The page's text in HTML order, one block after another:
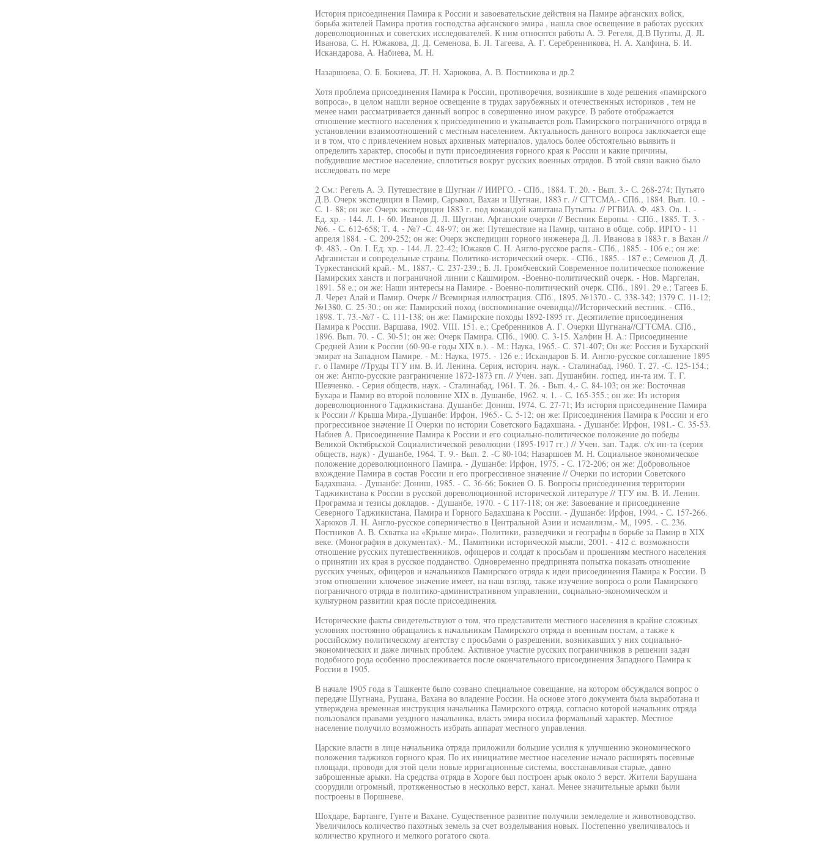
История присоединения Памира к России и завоевательские действия на Памире афганских войск,
борьба жителей Памира против господства афганского эмира , нашла свое освещение в работах русских
дореволюционных и советских исследователей. К ним относятся работы А. Э. Регеля, Д.В Путяты, Д. JL
Иванова, С. Н. Южакова, Д. Д. Семенова, Б. JI. Тагеева, А. Г. Серебренникова, Н. А. Халфина, Б. И.
Искандарова, А. Набиева, М. Н.
Назаршоева, О. Б. Бокиева, JT. Н. Харюкова, А. В. Постникова и др.2
Хотя проблема присоединения Памира к России, противоречия, возникшие в ходе решения «памирского
вопроса», в целом нашли верное освещение в трудах зарубежных и отечественных историков , тем не
менее нами рассматривается данный вопрос в совершенно ином ракурсе. В работе отображается
отношение местного населения к присоединению и указывается роль Памирского пограничного отряда в
установлении взаимоотношений с местным населением. Актуальность данного вопроса заключается еще
и в том, что с привлечением новых архивных материалов, удалось более обстоятельно выявить и
определить характер, способы и пути присоединения горного края к России и какие причины,
побудившие местное население, сплотиться вокруг русских военных отрядов. В этой связи важно было
исследовать по мере
2 См.: Регель А. Э. Путешествие в Шугнан // ИИРГО. - СПб., 1884. Т. 20. - Вып. 3.- С. 268-274; Путьято
Д.В. Очерк экспедиции в Памир, Сарыкол, Вахан и Шугнан, 1883 г. // СГТСМА.- СПб., 1884. Вып. 10. -
С. 1- 88; он же: Очерк экспедиции 1883 г. под командой капитана Путьяты. // РГВИА. Ф. 483. On. 1. -
Ед. хр. - 144. Л. 1- 60. Иванов Д. Л. Шугнан. Афганские очерки // Вестник Европы. - СПб., 1885. Т. 3. -
№6. - С. 612-658; Т. 4. - №7 -С. 48-97; он же: Путешествие на Памир, читано в обще. собр. ИРГО - 11
апреля 1884. - С. 209-252; он же: Очерк экспедиции горного инженера Д. Л. Иванова в 1883 г. в Вахан //
Ф. 483. - On. I. Ед. хр. - 144. Л. 22-42; Южаков С. Н. Англо-русское распя.- СПб., 1885. - 106 е.; он же:
Афганистан и сопредельные страны. Политико-исторический очерк. - СПб., 1885. - 187 е.; Семенов Д. Д.
Туркестанский край.- М., 1887,- С. 237-239.; Б. Л. Громбчевский Современное политическое положение
Памирских ханств и пограничной линии с Кашмиром. -Военно-политический очерк. - Нов. Маргелан,
1891. 58 е.; он же: Наши интересы на Памире. - Военно-политический очерк. СПб., 1891. 29 е.; Тагеев Б.
Л. Через Алай и Памир. Очерк // Всемирная иллюстрация. СПб., 1895. №1370.- С. 338-342; 1379 С. 11-12;
№1380. С. 25-30.; он же: Памирский поход (воспоминание очевидца)//Исторический вестник. - СПб.,
1898. Т. 73.-№7 - С. 111-138; он же: Памирские походы 1892-1895 гг. Десятилетие присоединения
Памира к России. Варшава, 1902. VIII. 151. е.; Сребренников А. Г. Очерки Шугнана//СГТСМА. СПб.,
1896. Вып. 70. - С. 30-51; он же: Очерк Памира. СПб., 1900. С. 3-15. Халфин Н. А.: Присоединение
Средней Азии к России (60-90-е годы XIX в.). - М.: Наука, 1965.- С. 371-407; Он же: Россия и Бухарский
эмират на Западном Памире. - М.: Наука, 1975. - 126 е.; Искандаров Б. И. Англо-русское соглашение 1895
г. о Памире //Труды ТГУ им. В. И. Ленина. Серия, историч. наук. - Сталинабад, 1960. Т. 27. -С. 125-154.;
он же: Англо-русские разграничение 1872-1873 гп. // Учен. зап. Душанбин. госпед. ин-та им. Т. Г.
Шевченко. - Серия обществ, наук. - Сталинабад, 1961. Т. 26. - Вып. 4,- С. 84-103; он же: Восточная
Бухара и Памир во второй половине XIX в. Душанбе, 1962. ч. 1. - С. 165-355.; он же: Из история
дореволюционного Таджикистана. Душанбе: Дониш, 1974. С. 27-71; Из история присоединение Памира
к России // Крыша Мира,-Душанбе: Ирфон, 1965.- С. 5-12; он же: Присоединения Памира к России и его
прогрессивное значение II Очерки по истории Советского Бадахшана. - Душанбе: Ирфон, 1981.- С. 35-53.
Набиев А. Присоединение Памира к России и его социально-политическое положение до победы
Великой Октябрьской Социалистической революции (1895-1917 гг.) // Учен. зап. Тадж. с/х ин-та (серия
обществ, наук) - Душанбе, 1964. Т. 9.- Вып. 2. -С 80-104; Назаршоев М. Н. Социальное экономическое
положение дореволюционного Памира. - Душанбе: Ирфон, 1975. - С. 172-206; он же: Добровольное
вхождение Памира в состав России и его прогрессивное значение // Очерки по истории Советского
Бадахшана. - Душанбе: Дониш, 1985. - С. 36-66; Бокиев О. Б. Вопросы присоединения территории
Таджикистана к России в русской дореволюционной исторической литературе // ТГУ им. В. И. Ленин.
Программа и тезисы докладов. - Душанбе, 1970. - С 117-118; он же: Завоевание и присоединение
Северного Таджикистана, Памира и Горного Бадахшана к России. - Душанбе: Ирфон, 1994. - С. 157-266.
Харюков Л. Н. Англо-русское соперничество в Центральной Азии и исмаилизм,- М„ 1995. - С. 236.
Постников А. В. Схватка на «Крыше мира». Политики, разведчики и географы в борьбе за Памир в XIX
веке. (Монография в документах).- М., Памятники исторической мысли, 2001. - 412 с. возможности
отношение русских путешественников, офицеров и солдат к просьбам и прошениям местного населения
о принятии их края в русское подданство. Одновременно предпринята попытка показать отношение
русских ученых, офицеров и начальников Памирского отряда к идеи присоединения Памира к России. В
этом отношении ключевое значение имеет, на наш взгляд, также изучение вопроса о роли Памирского
пограничного отряда в политико-административном управлении, социально-экономическом и
культурном развитии края после присоединения.
Исторические факты свидетельствуют о том, что представители местного населения в крайне сложных
условиях постоянно обращались к начальникам Памирского отряда и военным постам, а также к
российскому политическому агентству с просьбами о разрешении, возникавших у них социально-
экономических и даже личных проблем. Активное участие русских пограничников в решении задач
подобного рода особенно прослеживается после окончательного присоединения Западного Памира к
России в 1905.
В начале 1905 года в Ташкенте было созвано специальное совещание, на котором обсуждался вопрос о
передаче Шугнана, Рушана, Вахана во владение России. На основе этого документа была выработана и
утверждена временная инструкция начальника Памирского отряда, согласно которой начальник отряда
пользовался правами уездного начальника, власть эмира носила формальный характер. Местное
население получило возможность избрать аппарат местного управления.
Царские власти в лице начальника отряда приложили большие усилия к улучшению экономического
положения таджиков горного края. По их инициативе местное население начало расширять посевные
площади, проводя для этой цели новые ирригационные системы, восстанавливая старые, давно
заброшенные арыки. На средства отряда в Хороге был построен арык около 5 верст. Жители Барушана
соорудили огромный, протяженностью в несколько верст, канал. Менее значительные арыки были
построены в Поршневе,
Шохдаре, Бартанге, Гунте и Вахане. Существенное развитие получили земледелие и животноводство.
Увеличилось количество пахотных земель за счет возделывания новых. Постепенно увеличивалось и
количество крупного и мелкого рогатого скота.